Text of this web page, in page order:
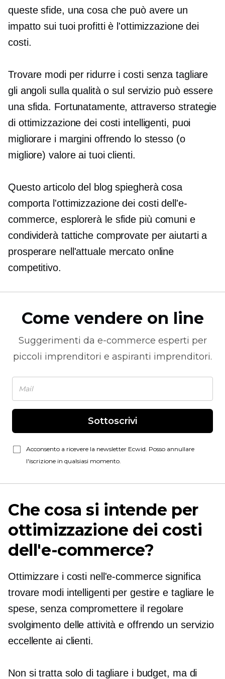
queste sfide, una cosa che può avere un
impatto sui tuoi profitti è l'ottimizzazione dei
costi.
Trovare modi per ridurre i costi senza tagliare
gli angoli sulla qualità o sul servizio può essere
una sfida. Fortunatamente, attraverso strategie
di ottimizzazione dei costi intelligenti, puoi
migliorare i margini offrendo lo stesso (o
migliore) valore ai tuoi clienti.
Questo articolo del blog spiegherà cosa
comporta l'ottimizzazione dei costi dell'e-
commerce, esplorerà le sfide più comuni e
condividerà tattiche comprovate per aiutarti a
prosperare nell'attuale mercato online
competitivo.
Come vendere on line
Suggerimenti da e-commerce esperti per
piccoli imprenditori e aspiranti imprenditori.
Sottoscrivi
Acconsento a ricevere la newsletter Ecwid. Posso annullare
l'iscrizione in qualsiasi momento.
Che cosa si intende per
ottimizzazione dei costi
dell'e-commerce?
Ottimizzare i costi nell'e-commerce significa
trovare modi intelligenti per gestire e tagliare le
spese, senza compromettere il regolare
svolgimento delle attività e offrendo un servizio
eccellente ai clienti.
Non si tratta solo di tagliare i budget, ma di